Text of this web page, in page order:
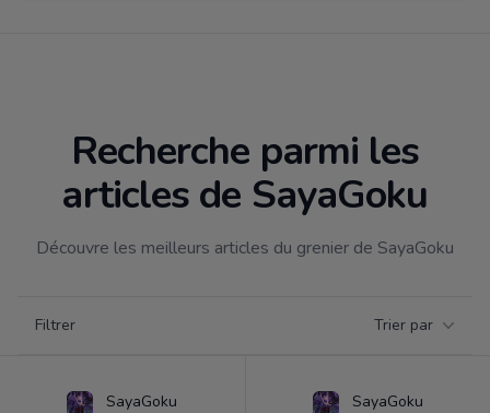
Recherche parmi les
articles de SayaGoku
Découvre les meilleurs articles du grenier de SayaGoku
Filtrer Trier par
SayaGoku SayaGoku